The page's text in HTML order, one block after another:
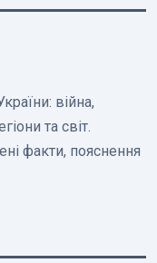
війна,
та світ.
факти, пояснення